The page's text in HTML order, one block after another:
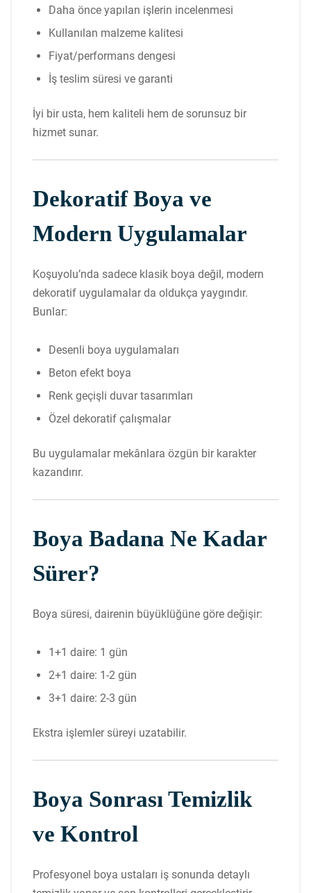
Daha önce yapılan işlerin incelenmesi
Kullanılan malzeme kalitesi
Fiyat/performans dengesi
İş teslim süresi ve garanti
İyi bir usta, hem kaliteli hem de sorunsuz bir
hizmet sunar.
Dekoratif Boya ve
Modern Uygulamalar
Koşuyolu’nda sadece klasik boya değil, modern
dekoratif uygulamalar da oldukça yaygındır.
Bunlar:
Desenli boya uygulamaları
Beton efekt boya
Renk geçişli duvar tasarımları
Özel dekoratif çalışmalar
Bu uygulamalar mekânlara özgün bir karakter
kazandırır.
Boya Badana Ne Kadar
Sürer?
Boya süresi, dairenin büyüklüğüne göre değişir:
1+1 daire: 1 gün
2+1 daire: 1-2 gün
3+1 daire: 2-3 gün
Ekstra işlemler süreyi uzatabilir.
Boya Sonrası Temizlik
ve Kontrol
Profesyonel boya ustaları iş sonunda detaylı